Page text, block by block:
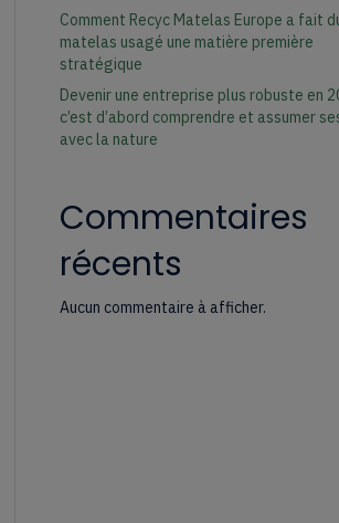
Comment Recyc Matelas Europe a fait
matelas usagé une matière première
stratégique
Devenir une entreprise plus robuste en
c’est d’abord comprendre et assumer
avec la nature
Commentaires
récents
Aucun commentaire à afficher.